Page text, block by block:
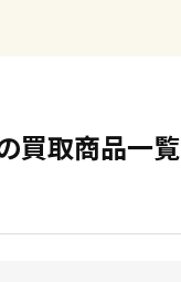
買取商品一覧